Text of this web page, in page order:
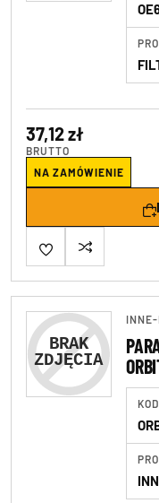
37,12 zł
BRUTTO
NA ZAMÓWIENIE
INNE-
KOD